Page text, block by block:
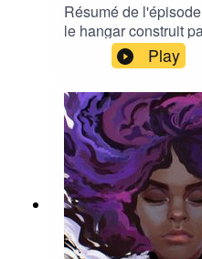
Résumé de
le hangar construit
appartenait à une
très influente dirigé
d'Anthony Nomade.
discuter et retrouver
sur la page
podcast :
d’Alexandre Didi
Play